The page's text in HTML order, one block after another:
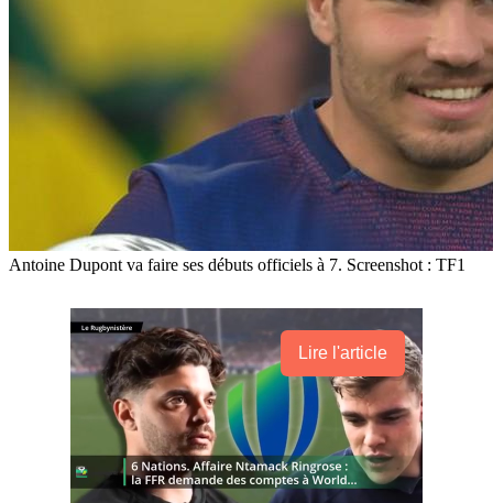
Antoine Dupont va faire ses débuts officiels à 7. Screenshot : TF1
Lire l'article